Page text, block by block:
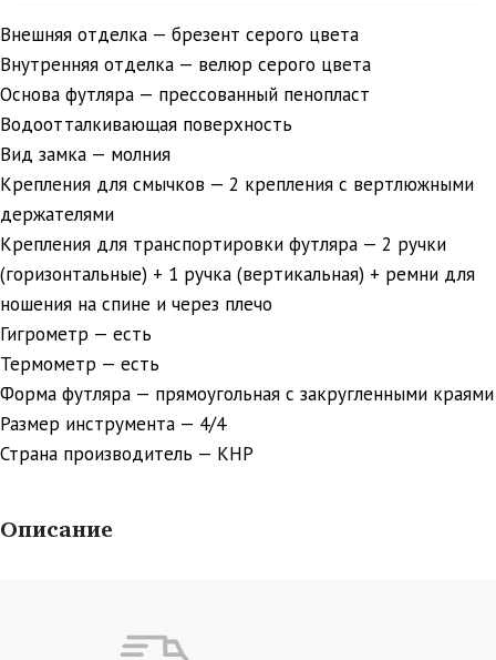
Внешняя отделка — брезент серого цвета
Внутренняя отделка — велюр серого цвета
Основа футляра — прессованный пенопласт
Водоотталкивающая поверхность
Вид замка — молния
Крепления для смычков — 2 крепления с вертлюжными
держателями
Крепления для транспортировки футляра — 2 ручки
(горизонтальные) + 1 ручка (вертикальная) + ремни для
ношения на спине и через плечо
Гигрометр — есть
Термометр — есть
Форма футляра — прямоугольная с закругленными краями
Размер инструмента — 4/4
Страна производитель — КНР
Описание